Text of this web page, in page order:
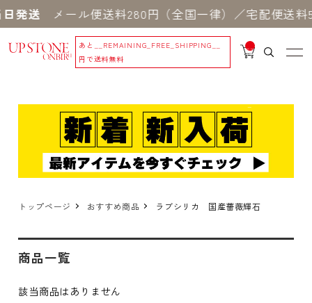
発送メール便送料280円（全国一律）／宅配便送
あと
__REMAINING_FREE_SHIPPING__
円で送料無料
__
IT
_
トップページ おすすめ商品 ラブシリカ 国産薔薇輝石
商品一覧
該当商品はありません